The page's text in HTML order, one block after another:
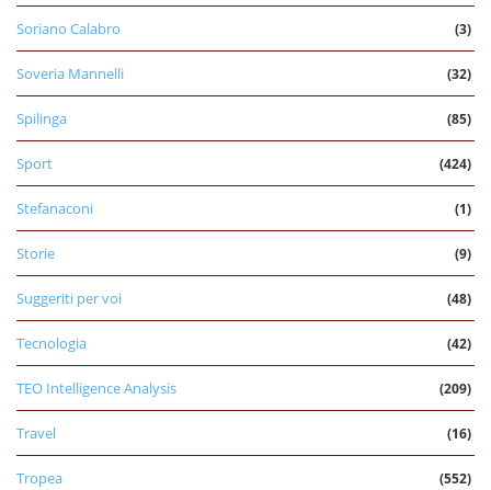
Soriano Calabro (3)
Soveria Mannelli (32)
Spilinga (85)
Sport (424)
Stefanaconi (1)
Storie (9)
Suggeriti per voi (48)
Tecnologia (42)
TEO Intelligence Analysis (209)
Travel (16)
Tropea (552)